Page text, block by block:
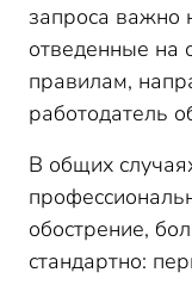
запроса важно
отведенные на
правилам,
работодатель
В общих
обострение,
стандартно: